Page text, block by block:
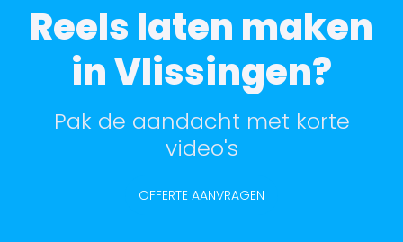
Reels laten maken
in Vlissingen?
Pak de aandacht met korte
video's
OFFERTE AANVRAGEN